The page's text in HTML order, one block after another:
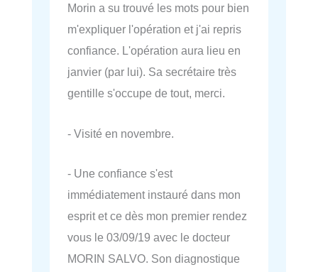
Morin a su trouvé les mots pour bien
m'expliquer l'opération et j'ai repris
confiance. L'opération aura lieu en
janvier (par lui). Sa secrétaire très
gentille s'occupe de tout, merci.
- Visité en novembre.
- Une confiance s'est
immédiatement instauré dans mon
esprit et ce dès mon premier rendez
vous le 03/09/19 avec le docteur
MORIN SALVO. Son diagnostique